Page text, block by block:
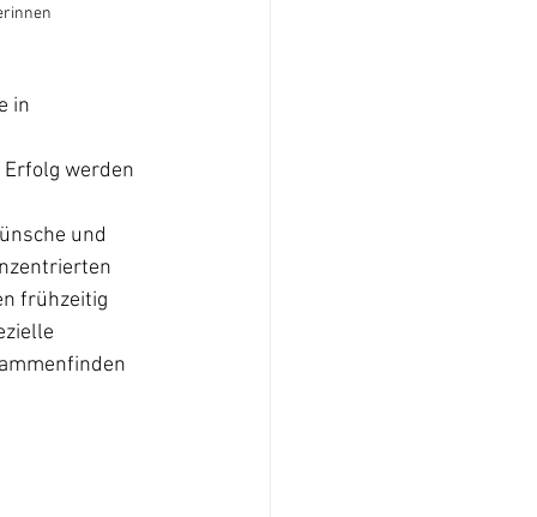
in
werden
und
frühzeitig